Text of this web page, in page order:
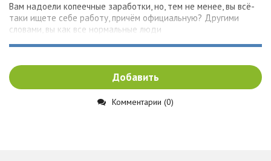
Вам надоели копеечные заработки, но, тем не менее, вы всё-
таки ищете себе работу, причём официальную? Другими
словами, вы как все нормальные люди
Добавить
Комментарии (0)